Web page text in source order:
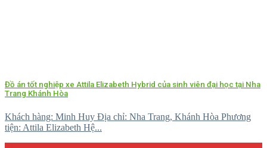
Đồ án tốt nghiệp xe Attila Elizabeth Hybrid của sinh viên đại học tại Nha
Trang Khánh Hòa
Khách hàng: Minh Huy Địa chỉ: Nha Trang, Khánh Hòa Phương
tiện: Attila Elizabeth Hệ...